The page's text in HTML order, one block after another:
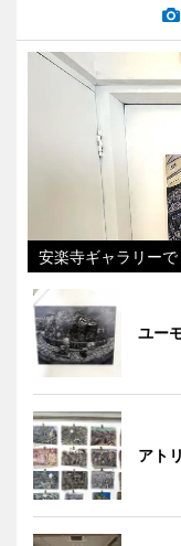
安楽寺ギャラリーで
ユー
アト